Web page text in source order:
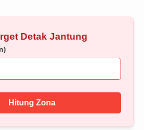
Detak Jantung
Hitung Zona